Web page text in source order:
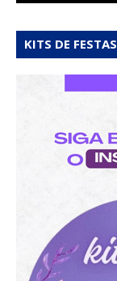
KITS DE FESTAS